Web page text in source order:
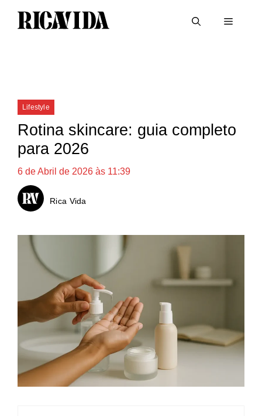
Categorias
Lifestyle
Rotina skincare: guia completo
para 2026
6 de Abril de 2026 às 11:39
Rica Vida